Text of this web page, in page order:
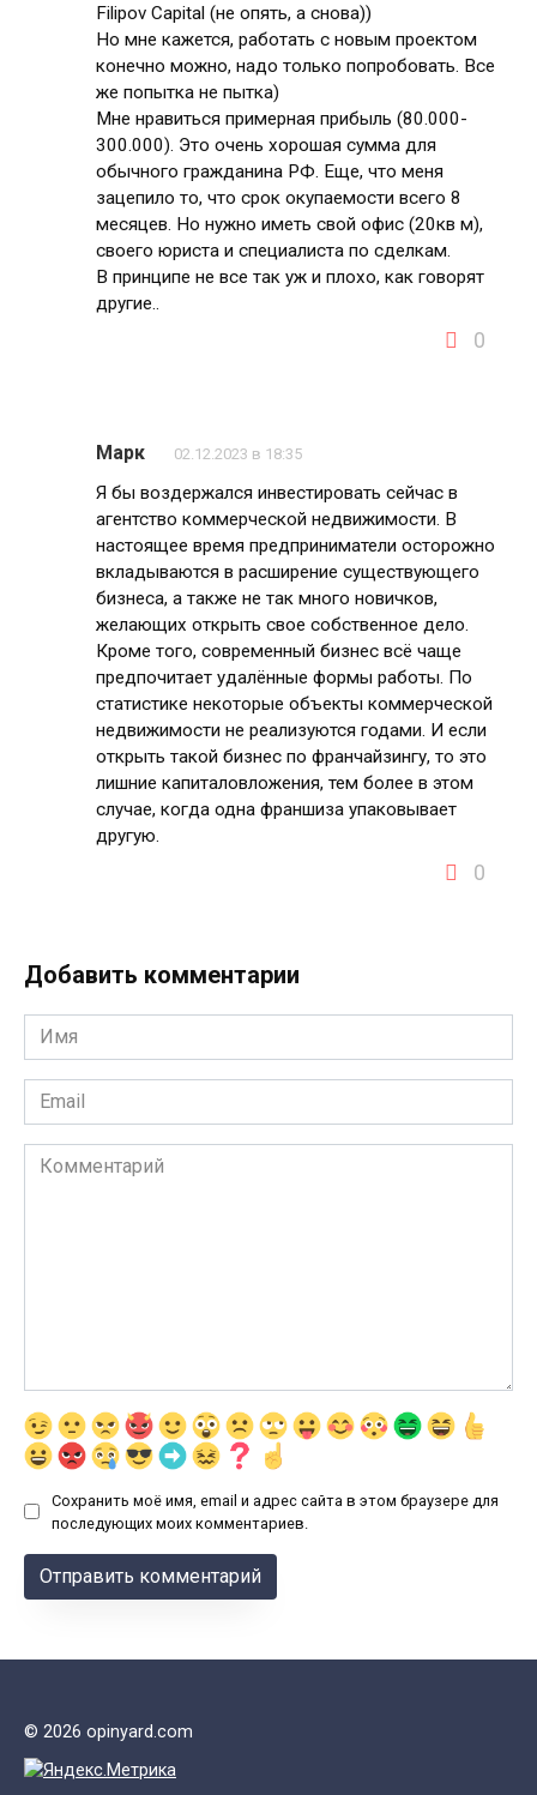
Filipov Capital (не опять, а снова))
Но мне кажется, работать с новым проектом
конечно можно, надо только попробовать. Все
же попытка не пытка)
Мне нравиться примерная прибыль (80.000-
300.000). Это очень хорошая сумма для
обычного гражданина РФ. Еще, что меня
зацепило то, что срок окупаемости всего 8
месяцев. Но нужно иметь свой офис (20кв м),
своего юриста и специалиста по сделкам.
В принципе не все так уж и плохо, как говорят
другие..
0
Марк 02.12.2023 в 18:35
Я бы воздержался инвестировать сейчас в
агентство коммерческой недвижимости. В
настоящее время предприниматели осторожно
вкладываются в расширение существующего
бизнеса, а также не так много новичков,
желающих открыть свое собственное дело.
Кроме того, современный бизнес всё чаще
предпочитает удалённые формы работы. По
статистике некоторые объекты коммерческой
недвижимости не реализуются годами. И если
открыть такой бизнес по франчайзингу, то это
лишние капиталовложения, тем более в этом
случае, когда одна франшиза упаковывает
другую.
0
Добавить комментарии
Имя
*
Email
*
Комментарий
Сохранить моё имя, email и адрес сайта в этом браузере для
последующих моих комментариев.
© 2026 opinyard.com